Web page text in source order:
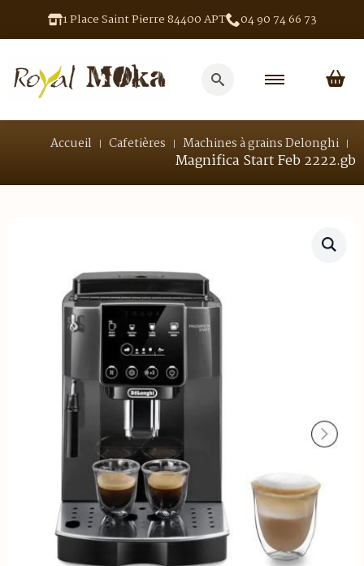
1 Place Saint Pierre 84400 APT 04 90 74 66 73
for:
Accueil Cafetières Machines à grains Delonghi
Magnifica Start Feb 2222.gb